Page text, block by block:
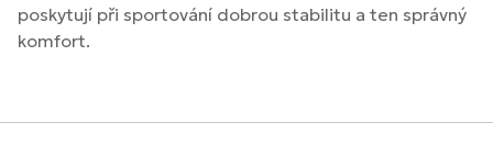
poskytují při sportování dobrou stabilitu a ten správný
komfort.